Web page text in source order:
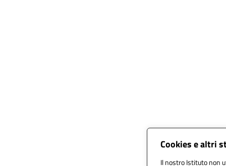
Cookies e altri
Il nostro Istituto non